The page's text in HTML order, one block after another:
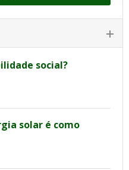
social?
solar é como